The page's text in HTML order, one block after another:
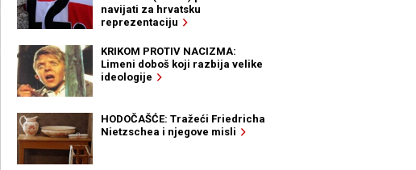
navijati za hrvatsku
reprezentaciju
KRIKOM PROTIV NACIZMA:
Limeni doboš koji razbija velike
ideologije
HODOČAŠĆE: Tražeći Friedricha
Nietzschea i njegove misli